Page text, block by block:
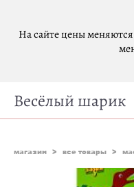
На сайте цены
Весёлый шарик
магазин > все товары >